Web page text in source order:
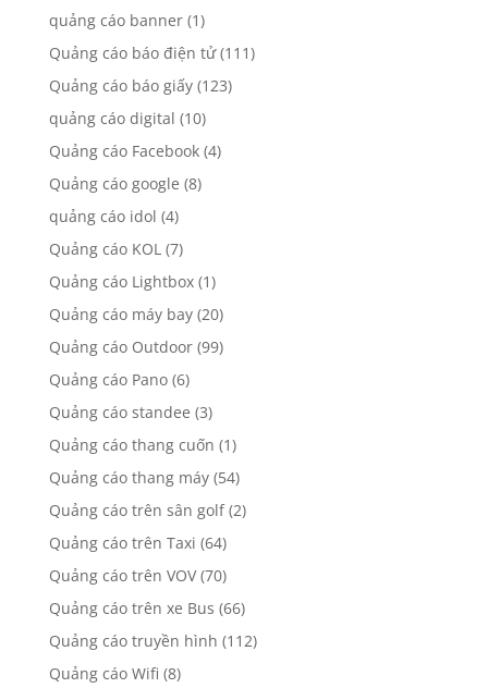
quảng cáo banner(1)
Quảng cáo báo điện tử(111)
Quảng cáo báo giấy(123)
quảng cáo digital (10)
Quảng cáo Facebook(4)
Quảng cáo google (8)
quảng cáo idol (4)
Quảng cáo KOL(7)
Quảng cáo Lightbox(1)
Quảng cáo máy bay(20)
Quảng cáo Outdoor(99)
Quảng cáo Pano(6)
Quảng cáo standee (3)
Quảng cáo thang cuốn (1)
Quảng cáo thang máy(54)
Quảng cáo trên sân golf(2)
Quảng cáo trên Taxi (64)
Quảng cáo trên VOV(70)
Quảng cáo trên xe Bus (66)
Quảng cáo truyền hình (112)
Quảng cáo Wifi (8)